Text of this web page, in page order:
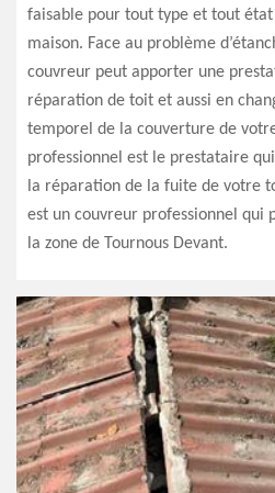
faisable pour tout type et tout
maison. Face au problème
couvreur peut apporter une
réparation de toit et aussi en
temporel de la couverture de
professionnel est le prestataire
la réparation de la fuite de votre
est un couvreur professionnel qui
la zone de Tournous Devant.